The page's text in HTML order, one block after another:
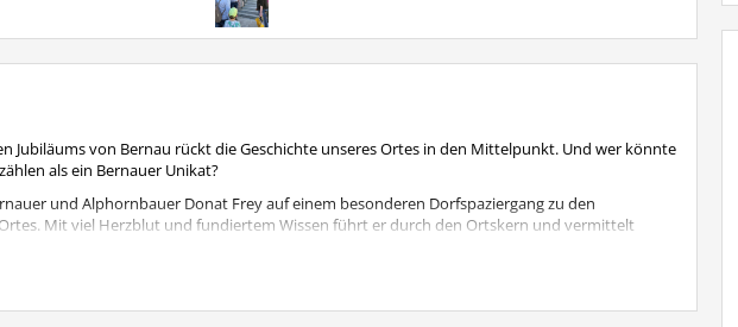
Jubiläums von Bernau rückt die Geschichte unseres Ortes in den Mittelpunkt. Und wer könnte
als ein Bernauer Unikat?
und Alphornbauer Donat Frey auf einem besonderen Dorfspaziergang zu den
Mit viel Herzblut und fundiertem Wissen führt er durch den Ortskern und vermittelt
Einheimische